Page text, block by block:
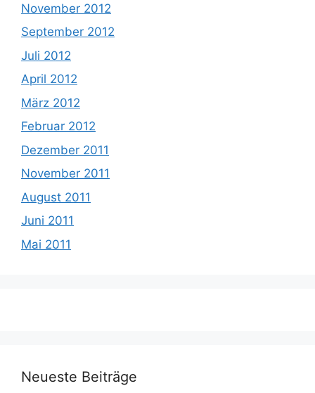
November 2012
September 2012
Juli 2012
April 2012
März 2012
Februar 2012
Dezember 2011
November 2011
August 2011
Juni 2011
Mai 2011
Neueste Beiträge